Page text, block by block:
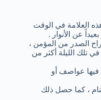
العلامة في الوقت
عن الأنوار .
الصدر من المؤمن ،
تلك الليلة أكثر من
فيها عواصف أو
، كما حصل ذلك